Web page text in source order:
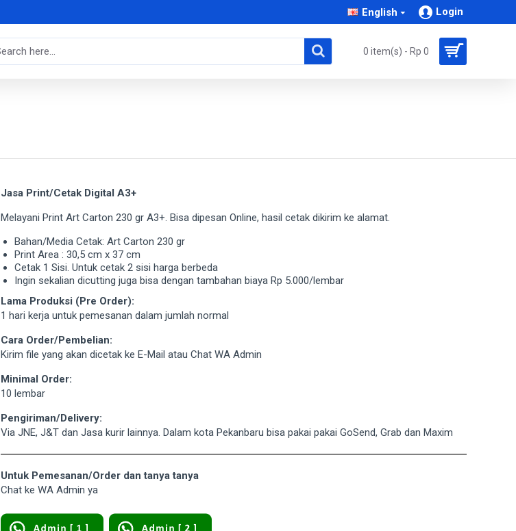
English Login
0 item(s) - Rp 0
Jasa Print/Cetak Digital A3+
Melayani Print Art Carton 230 gr A3+. Bisa dipesan Online, hasil cetak dikirim ke alamat.
Bahan/Media Cetak: Art Carton 230 gr
Print Area : 30,5 cm x 37 cm
Cetak 1 Sisi. Untuk cetak 2 sisi harga berbeda
Ingin sekalian dicutting juga bisa dengan tambahan biaya Rp 5.000/lembar
Lama Produksi (Pre Order):
1 hari kerja untuk pemesanan dalam jumlah normal
Cara Order/Pembelian:
Kirim file yang akan dicetak ke E-Mail atau Chat WA Admin
Minimal Order:
10 lembar
Pengiriman/Delivery:
Via JNE, J&T dan Jasa kurir lainnya. Dalam kota Pekanbaru bisa pakai pakai GoSend, Grab dan Maxim
Untuk Pemesanan/Order dan tanya tanya
Chat ke WA Admin ya